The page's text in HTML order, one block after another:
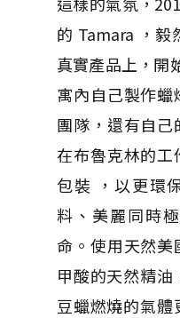
的 Tamara ，
真實產品上，開
寓內自己製作
團隊，還有自
在布魯克林的工
包裝 ，以更環
料、 美麗同時
命。使用天然
甲酸的天然精
豆蠟燃燒的氣體